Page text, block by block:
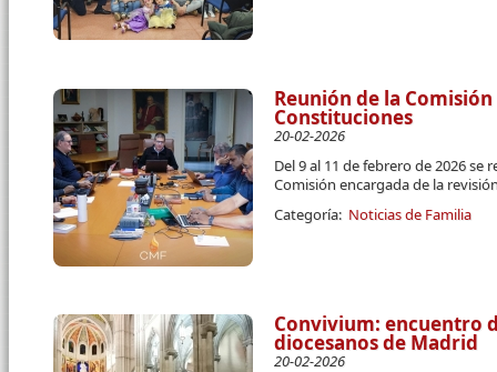
Reunión de la
Constituciones
20-02-2026
Del 9 al 11 de febrero de 2026 se
Comisión encargada de la
Categoría: Noticias de Familia
Convivium: encuentro
diocesanos de Madrid
20-02-2026